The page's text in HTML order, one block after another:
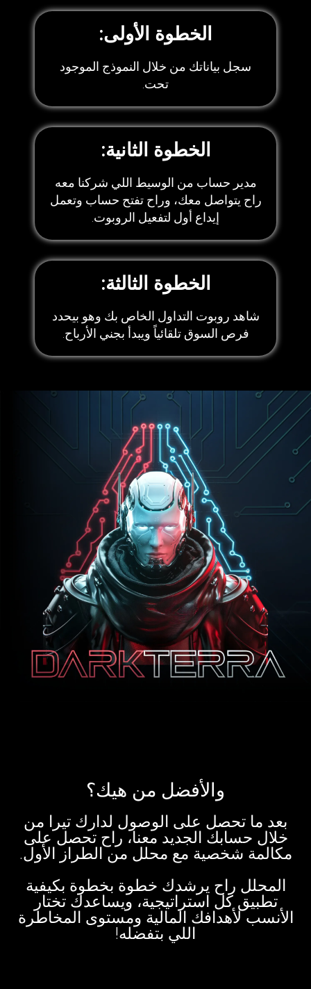
الخطوة الأولى:
سجل بياناتك من خلال النموذج الموجود
تحت.
الخطوة الثانية:
مدير حساب من الوسيط اللي شركنا معه
راح يتواصل معك، وراح تفتح حساب وتعمل
إيداع أول لتفعيل الروبوت.
الخطوة الثالثة:
شاهد روبوت التداول الخاص بك وهو بيحدد
فرص السوق تلقائياً ويبدأ بجني الأرباح.
والأفضل من هيك؟
بعد ما تحصل على الوصول لدارك تيرا من
خلال حسابك الجديد معنا، راح تحصل على
مكالمة شخصية مع محلل من الطراز الأول.
المحلل راح يرشدك خطوة بخطوة بكيفية
تطبيق كل استراتيجية، ويساعدك تختار
الأنسب لأهدافك المالية ومستوى المخاطرة
اللي بتفضله!